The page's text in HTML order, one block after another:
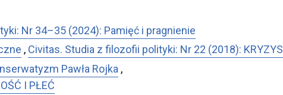
Nr 34–35 (2024): Pamięć i pragnienie
, Civitas. Studia z filozofii polityki: Nr 22 (2018): KRYZYS
Pawła Rojka ,
I PŁEĆ